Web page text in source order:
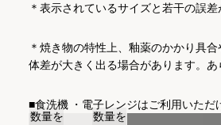
＊表示されているサイズと若干の誤差
＊焼き物の特性上、釉薬のかかり具
体差が大きく出る場合があります。あ
■食洗機 ・電子レンジはご利用いただ
数量を
数量を